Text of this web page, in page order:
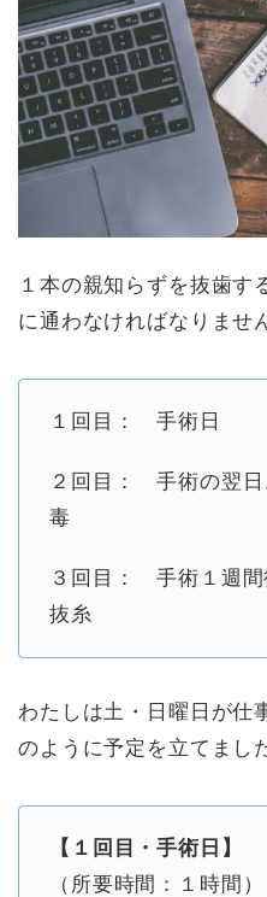
１本の親知らずを抜歯す
に通わなければなりませ
１回目： 手術日
２回目： 手術の翌日
毒
３回目： 手術１週間
抜糸
わたしは土・日曜日が仕
のように予定を立てまし
【１回目・手術日】
（所要時間：１時間）